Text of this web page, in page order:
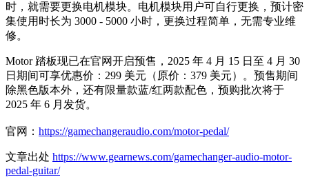
时，就需要更换电机模块。电机模块用户可自行更换，预计密
集使用时长为 3000 - 5000 小时，更换过程简单，无需专业维
修。
Motor 踏板现已在官网开启预售，2025 年 4 月 15 日至 4 月 30
日期间可享优惠价：299 美元（原价：379 美元）。预售期间
除黑色版本外，还有限量款蓝/红两款配色，预购批次将于
2025 年 6 月发货。
官网： https://gamechangeraudio.com/motor-pedal/
文章出处 https://www.gearnews.com/gamechanger-audio-motor-
pedal-guitar/